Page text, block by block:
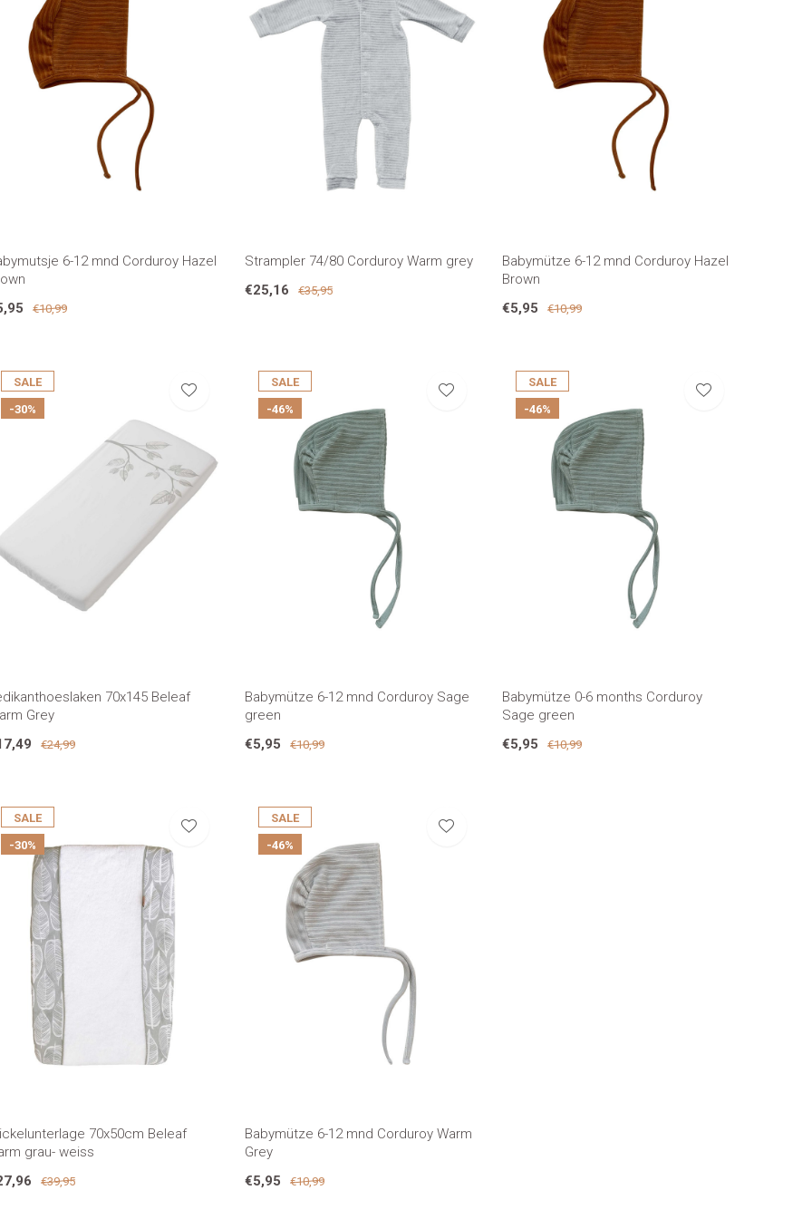
6-12 mnd Corduroy Hazel
€10,99
Strampler 74/80 Corduroy Warm grey
€25,16
€35,95
Babymütze 6-12 mnd Corduroy Hazel
Brown
€5,95
€10,99
SALE
-30%
70x145 Beleaf
Grey
€24,99
SALE
-46%
Babymütze 6-12 mnd Corduroy Sage
green
€5,95
€10,99
SALE
-46%
Babymütze 0-6 months Corduroy
Sage green
€5,95
€10,99
SALE
-30%
70x50cm Beleaf
grau- weiss
€39,95
SALE
-46%
Babymütze 6-12 mnd Corduroy Warm
Grey
€5,95
€10,99